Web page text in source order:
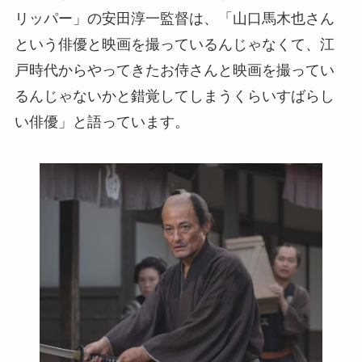
リッパー」の安田淳一監督は、「山口馬木也さん
という俳優と映画を撮っているんじゃなくて、江
戸時代からやってきたお侍さんと映画を撮ってい
るんじゃないかと錯覚してしまうくらいすばらし
い俳優」と語っています。